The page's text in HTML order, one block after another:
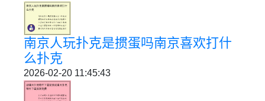
南京人玩扑克是掼蛋吗南京喜欢打什
么扑克
2026-02-20 11:45:43